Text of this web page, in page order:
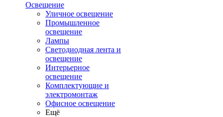
Освещение
Уличное освещение
Промышленное
освещение
Лампы
Светодиодная лента и
освещение
Интерьерное
освещение
Комплектующие и
электромонтаж
Офисное освещение
Ещё